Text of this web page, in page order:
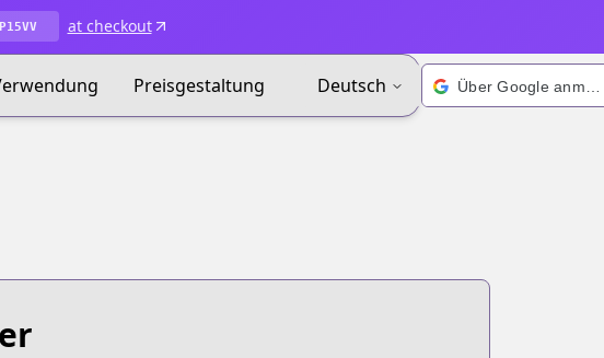
at checkout
Preisgestaltung Deutsch